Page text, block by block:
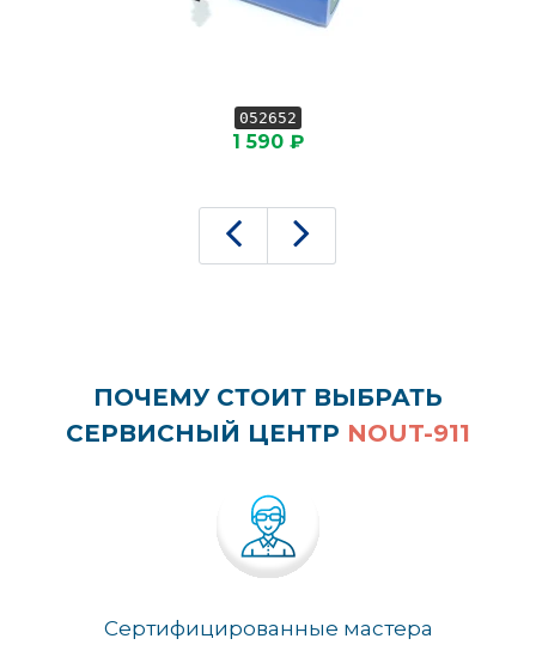
052652
1 590 ₽
ПОЧЕМУ СТОИТ ВЫБРАТЬ
СЕРВИСНЫЙ ЦЕНТР NOUT-911
Сертифицированные мастера